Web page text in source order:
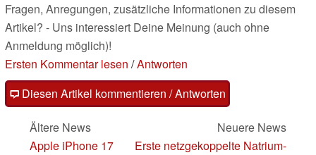
Fragen, Anregungen, zusätzliche Informationen zu diesem
Artikel? - Uns interessiert Deine Meinung (auch ohne
Anmeldung möglich)!
Ersten Kommentar lesen /Antworten
Diesen Artikel kommentieren / Antworten
Ältere News
Apple iPhone 17
Neuere News
Erste netzgekoppelte Natrium-